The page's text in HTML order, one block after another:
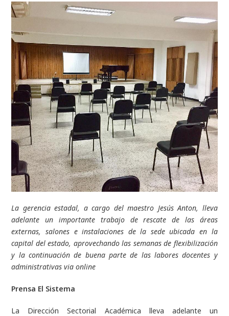
La gerencia estadal, a cargo del maestro Jesús Anton, lleva
adelante un importante trabajo de rescate de las áreas
externas, salones e instalaciones de la sede ubicada en la
capital del estado, aprovechando las semanas de flexibilización
y la continuación de buena parte de las labores docentes y
administrativas via online
Prensa El Sistema
La Dirección Sectorial Académica lleva adelante un